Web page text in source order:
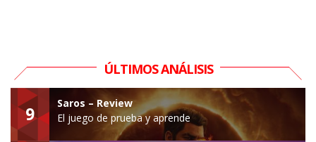
ÚLTIMOS ANÁLISIS
9
Saros – Review
El juego de prueba y aprende